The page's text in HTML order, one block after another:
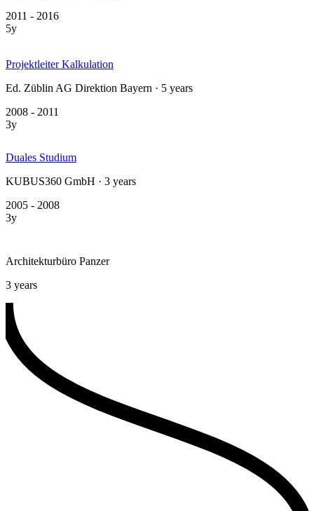
2011 - 2016
5y
Projektleiter Kalkulation
Ed. Züblin AG Direktion Bayern · 5 years
2008 - 2011
3y
Duales Studium
KUBUS360 GmbH · 3 years
2005 - 2008
3y
Architekturbüro Panzer
3 years